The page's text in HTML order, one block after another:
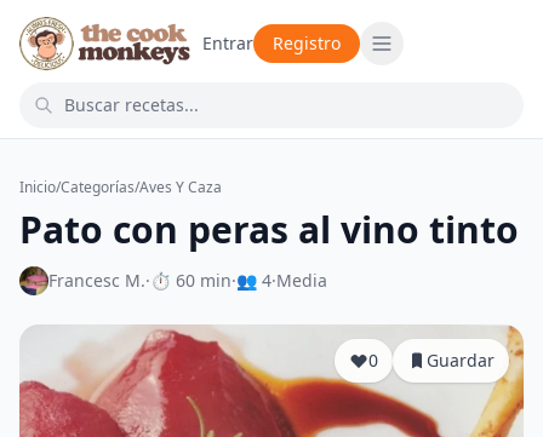
Entrar Registro
Inicio/Categorías/Aves Y Caza
Pato con peras al vino tinto
Francesc M.·⏱ 60 min·👥 4·Media
0 Guardar